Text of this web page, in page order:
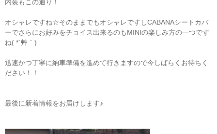
内装もこの通り！
オシャレですね☆そのままでもオシャレですしCABANAシートカバ
ーでさらにお好みをチョイス出来るのもMINIの楽しみ方の一つです
ね( *´艸｀)
迅速かつ丁寧に納車準備を進めて行きますので今しばらくお待ちく
ださい！！
最後に新着情報をお届けします♪